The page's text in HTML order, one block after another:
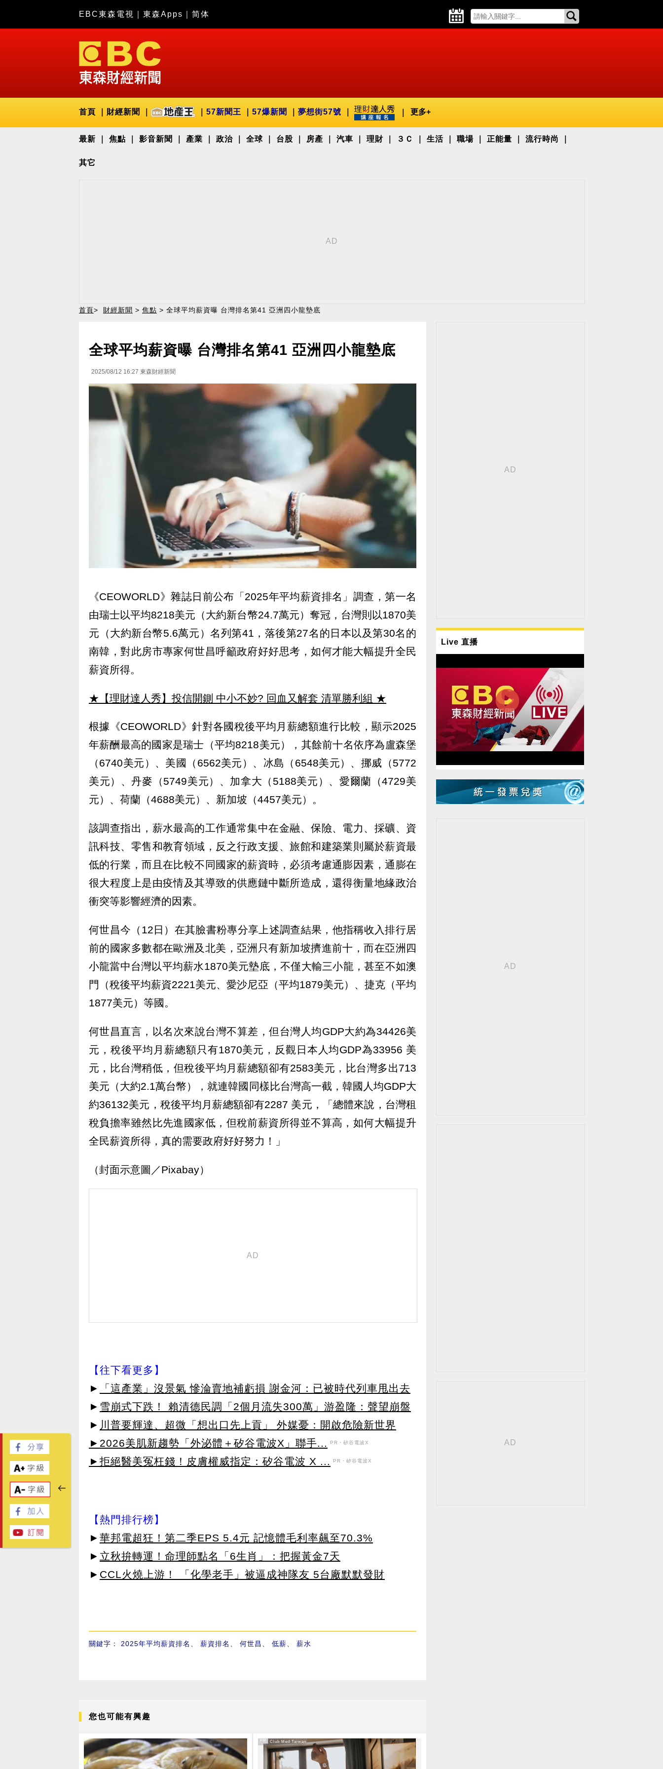
EBC東森電視 東森Apps 简体
首頁 財經新聞 57新聞王 57爆新聞 夢想街57號 更多+
最新 焦點 影音新聞 產業 政治 全球 台股 房產 汽車 理財 ３Ｃ 生活 職場 正能量 流行時尚
其它
首頁> 財經新聞 > 焦點 > 全球平均薪資曝 台灣排名第41 亞洲四小龍墊底
全球平均薪資曝 台灣排名第41 亞洲四小龍墊底
2025/08/12 16:27 東森財經新聞
《CEOWORLD》雜誌日前公布「2025年平均薪資排名」調查，第一名
由瑞士以平均8218美元（大約新台幣24.7萬元）奪冠，台灣則以1870美
元（大約新台幣5.6萬元）名列第41，落後第27名的日本以及第30名的
南韓，對此房市專家何世昌呼籲政府好好思考，如何才能大幅提升全民
薪資所得。
★【理財達人秀】投信開鍘 中小不妙? 回血又解套 清單勝利組 ★
根據《CEOWORLD》針對各國稅後平均月薪總額進行比較，顯示2025
年薪酬最高的國家是瑞士（平均8218美元），其餘前十名依序為盧森堡
（6740美元）、美國（6562美元）、冰島（6548美元）、挪威（5772
美元）、丹麥（5749美元）、加拿大（5188美元）、愛爾蘭（4729美
元）、荷蘭（4688美元）、新加坡（4457美元）。
該調查指出，薪水最高的工作通常集中在金融、保險、電力、採礦、資
訊科技、零售和教育領域，反之行政支援、旅館和建築業則屬於薪資最
低的行業，而且在比較不同國家的薪資時，必須考慮通膨因素，通膨在
很大程度上是由疫情及其導致的供應鏈中斷所造成，還得衡量地緣政治
衝突等影響經濟的因素。
何世昌今（12日）在其臉書粉專分享上述調查結果，他指稱收入排行居
前的國家多數都在歐洲及北美，亞洲只有新加坡擠進前十，而在亞洲四
小龍當中台灣以平均薪水1870美元墊底，不僅大輸三小龍，甚至不如澳
門（稅後平均薪資2221美元、愛沙尼亞（平均1879美元）、捷克（平均
1877美元）等國。
何世昌直言，以名次來說台灣不算差，但台灣人均GDP大約為34426美
元，稅後平均月薪總額只有1870美元，反觀日本人均GDP為33956 美
元，比台灣稍低，但稅後平均月薪總額卻有2583美元，比台灣多出713
美元（大約2.1萬台幣），就連韓國同樣比台灣高一截，韓國人均GDP大
約36132美元，稅後平均月薪總額卻有2287 美元，「總體來說，台灣租
稅負擔率雖然比先進國家低，但稅前薪資所得並不算高，如何大幅提升
全民薪資所得，真的需要政府好好努力！」
（封面示意圖／Pixabay）
【往下看更多】
►
「這產業」沒景氣 慘淪賣地補虧損 謝金河：已被時代列車甩出去
► 雪崩式下跌！ 賴清德民調「2個月流失300萬」游盈隆：聲望崩盤
► 川普要輝達、超微「想出口先上貢」 外媒憂：開啟危險新世界
►2026美肌新趨勢「外泌體＋矽谷電波X」聯手...
PR・矽谷電波X
►拒絕醫美冤枉錢！皮膚權威指定：矽谷電波 X ... PR・矽谷電波X
【熱門排行榜】
► 華邦電超狂！第二季EPS 5.4元 記憶體毛利率飆至70.3%
► 立秋拚轉運！命理師點名「6生肖」：把握黃金7天
► CCL火燒上游！ 「化學老手」被逼成神隊友 5台廠默默發財
關鍵字： 2025年平均薪資排名 薪資排名 何世昌 低薪 薪水
您也可能有興趣
PR
PR・Club Med Taiwan
Live 直播